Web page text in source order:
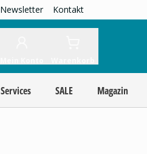
Newsletter Kontakt
Services SALE Magazin